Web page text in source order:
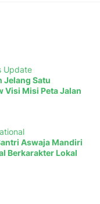
Update
Jelang Satu
Visi Misi Peta Jalan
Aswaja Mandiri
Berkarakter Lokal